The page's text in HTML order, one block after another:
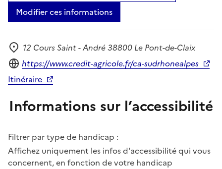
Modifier ces informations
Adresse
12 Cours Saint - André 38800 Le Pont-de-Claix
Site internet
https://www.credit-agricole.fr/ca-sudrhonealpes
Itinéraire
Informations sur l’accessibilité
Filtrer par type de handicap :
Affichez uniquement les infos d'accessibilité qui vous
concernent, en fonction de votre handicap